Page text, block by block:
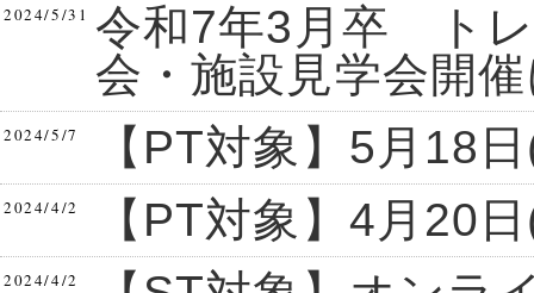
2024/5/31 令和7年3月卒 ト
会・施設見学会開
2024/5/7 【PT対象】5月18
2024/4/2 【PT対象】4月20
2024/4/2